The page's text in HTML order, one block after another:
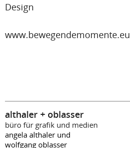
Design
www.bewegendemomente.eu
althaler + oblasser
büro für grafik und medien
angela althaler und
wolfgang oblasser